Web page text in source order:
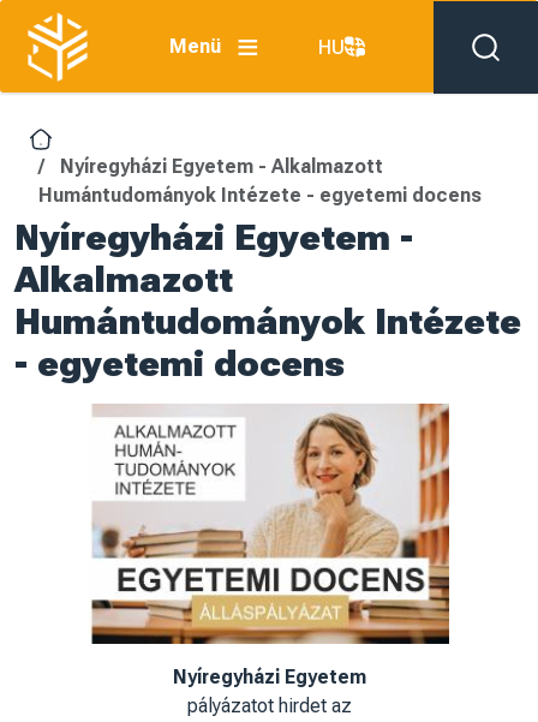
Ugrás a tartalomra
Menü
HU
Nyíregyházi Egyetem - Alkalmazott
Humántudományok Intézete - egyetemi docens
Nyíregyházi Egyetem -
Alkalmazott
Humántudományok Intézete
- egyetemi docens
Nyíregyházi Egyetem
pályázatot hirdet az